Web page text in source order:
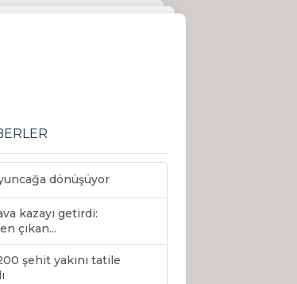
dönüşüyor
kazayı getirdi:
çıkan...
şehit yakını tatile